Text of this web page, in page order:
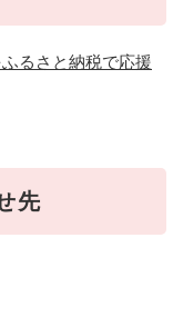
るさと納税で応援
先